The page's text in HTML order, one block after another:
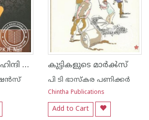
പൂര്‍ണ ഇംഗ്ലീഷ് ഹിന്ദി മലയാളം ഡിക്ഷണറി കുട്ടികളുടെ മാര്‍ൿസ്
പി ടി ഭാസ്കര പണിക്കര്‍
Chintha Publications
Add to Cart